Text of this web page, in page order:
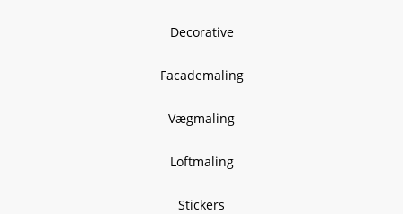
Decorative
Facademaling
Vægmaling
Loftmaling
Stickers